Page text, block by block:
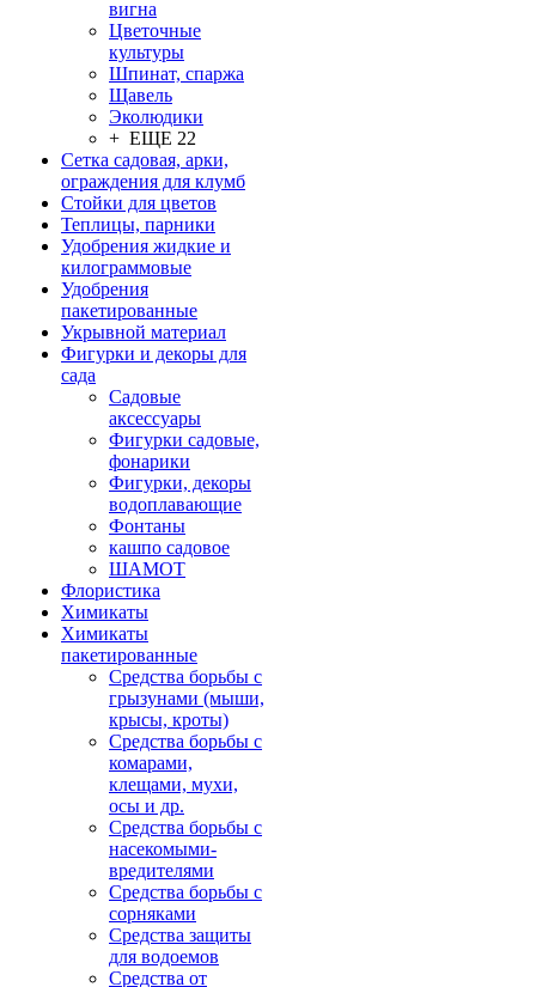
вигна
Цветочные
культуры
Шпинат, спаржа
Щавель
Эколюдики
+ ЕЩЕ 22
Сетка садовая, арки,
ограждения для клумб
Стойки для цветов
Теплицы, парники
Удобрения жидкие и
килограммовые
Удобрения
пакетированные
Укрывной материал
Фигурки и декоры для
сада
Садовые
аксессуары
Фигурки садовые,
фонарики
Фигурки, декоры
водоплавающие
Фонтаны
кашпо садовое
ШАМОТ
Флористика
Химикаты
Химикаты
пакетированные
Средства борьбы с
грызунами (мыши,
крысы, кроты)
Средства борьбы с
комарами,
клещами, мухи,
осы и др.
Средства борьбы с
насекомыми-
вредителями
Средства борьбы с
сорняками
Средства защиты
для водоемов
Средства от